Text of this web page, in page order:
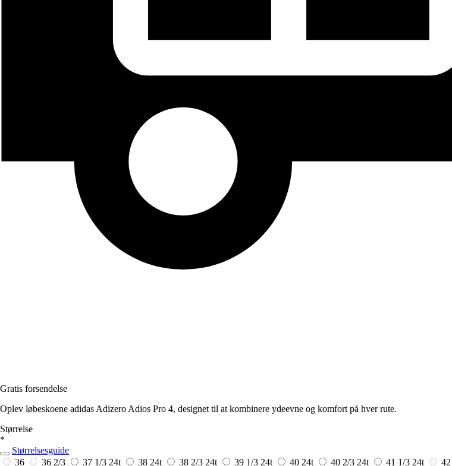
Gratis forsendelse
Oplev løbeskoene adidas Adizero Adios Pro 4, designet til at kombinere ydeevne og komfort på hver rute.
Størrelse
*
Størrelsesguide
36
36 2/3 37 1/3 24t 38 24t 38 2/3 24t 39 1/3 24t 40 24t 40 2/3 24t 41 1/3 24t 42